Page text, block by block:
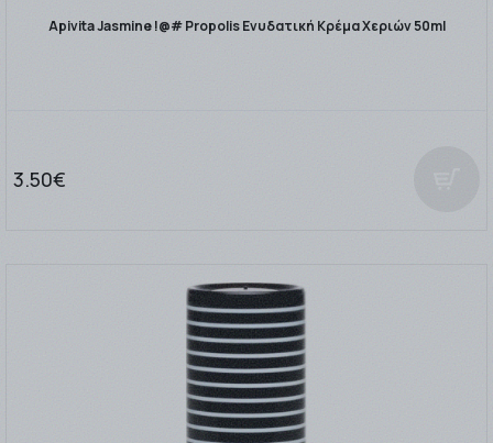
Apivita Jasmine !@# Propolis Ενυδατική Κρέμα Χεριών 50ml
3.50€